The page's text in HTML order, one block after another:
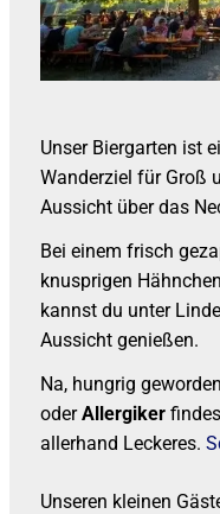
Unser Biergarten ist
Wanderziel für Groß
Aussicht über das
Bei einem frisch
knusprigen
kannst du unter
Aussicht genießen.
Na, hungrig
oderAllergiker
allerhand Leckeres.
Unseren kleinen